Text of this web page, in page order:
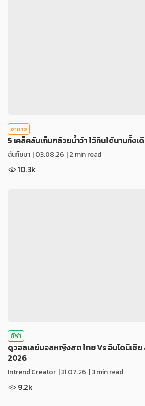
อาหาร
5 เคล็คลับเก็บกล้วยน้ำว้า ไว้กินได้นานทั้งเ
ฉันท์ชมา |03.08.26 | 2 min read
10.3k
กีฬา
ดูวอลเลย์บอลหญิงสด ไทย Vs อินโดนีเซี
2026
Intrend Creator |31.07.26 | 3 min read
9.2k